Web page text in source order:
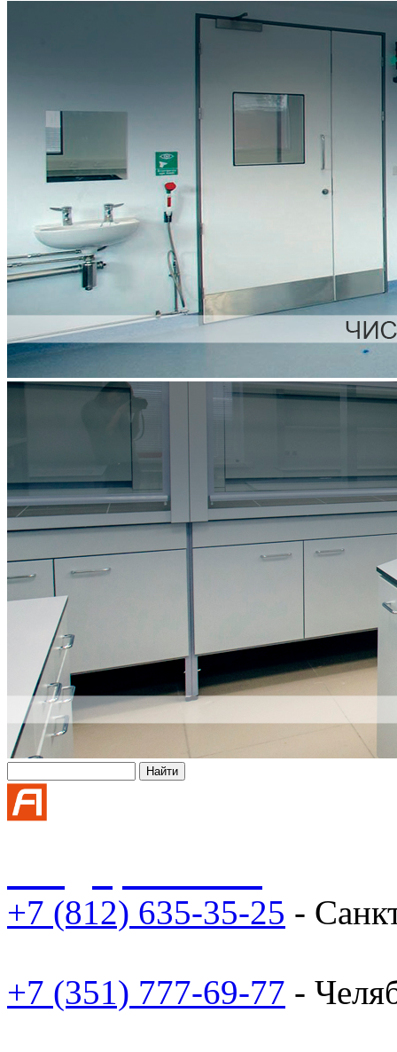
+7 (812) 635-35-25 -
+7 (351) 777-69-77 -